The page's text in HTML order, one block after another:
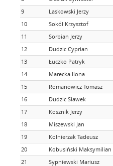
9
Laskowski Jerzy
10
Sokół Krzysztof
11
Sorbian Jerzy
12
Dudzic Cyprian
13
Łuczko Patryk
14
Marecka Ilona
15
Romanowicz Tomasz
16
Dudzic Sławek
17
Kosznik Jerzy
18
Miszewski Jan
19
Kołnierzak Tadeusz
20
Kobusiński Maksymilian
21
Sypniewski Mariusz